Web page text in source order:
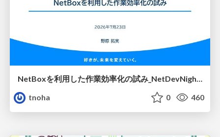
tnoha
0 460